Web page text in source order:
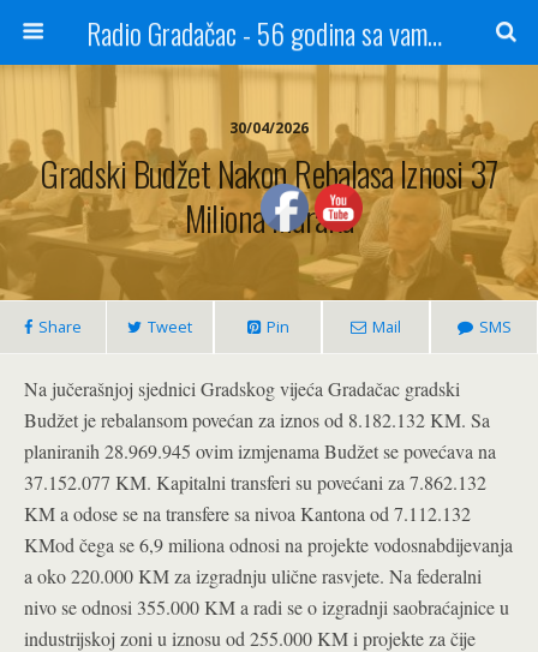
Radio Gradačac - 56 godina sa vama...
30/04/2026
Gradski Budžet Nakon Rebalasa Iznosi 37
Miliona Maraka
Share Tweet Pin Mail SMS
Na jučerašnjoj sjednici Gradskog vijeća Gradačac gradski
Budžet je rebalansom povećan za iznos od 8.182.132 KM. Sa
planiranih 28.969.945 ovim izmjenama Budžet se povećava na
37.152.077 KM. Kapitalni transferi su povećani za 7.862.132
KM a odose se na transfere sa nivoa Kantona od 7.112.132
KMod čega se 6,9 miliona odnosi na projekte vodosnabdijevanja
a oko 220.000 KM za izgradnju ulične rasvjete. Na federalni
nivo se odnosi 355.000 KM a radi se o izgradnji saobraćajnice u
industrijskoj zoni u iznosu od 255.000 KM i projekte za čije